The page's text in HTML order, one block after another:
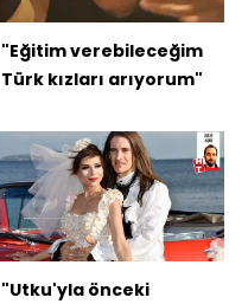
"Eğitim verebileceğim
Türk kızları arıyorum"
"Utku'yla önceki